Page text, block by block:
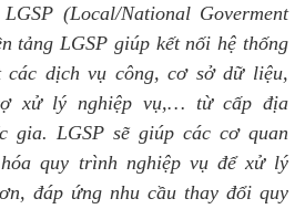
(Local/National Goverment
tảng LGSP giúp kết nối hệ thống
các dịch vụ công, cơ sở dữ liệu,
xử lý nghiệp vụ,… từ cấp địa
gia. LGSP sẽ giúp các cơ quan
quy trình nghiệp vụ để xử lý
đáp ứng nhu cầu thay đổi quy